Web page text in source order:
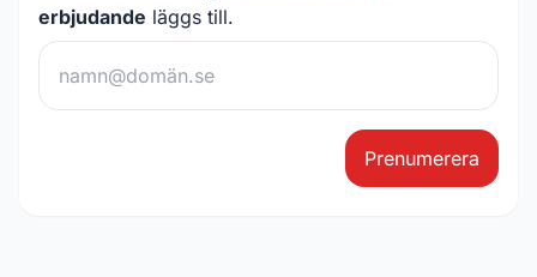
erbjudande läggs till.
Prenumerera